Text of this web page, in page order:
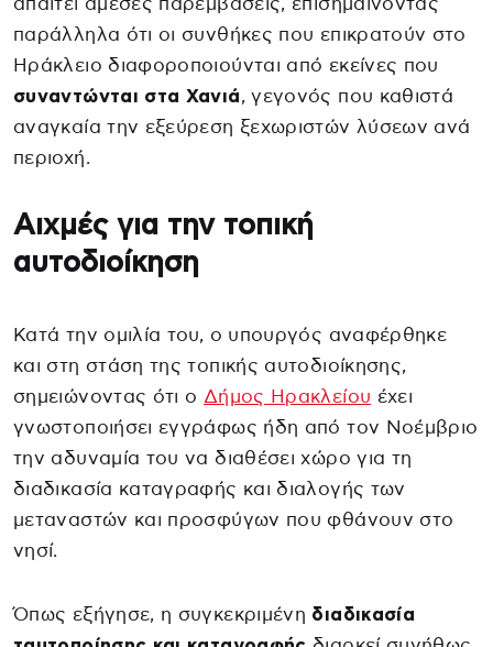
παράλληλα ότι οι συνθήκες που επικρατούν στο
Ηράκλειο διαφοροποιούνται από εκείνες που
συναντώνται στα Χανιά, γεγονός που καθιστά
αναγκαία την εξεύρεση ξεχωριστών λύσεων ανά
περιοχή.
Αιχμές για την τοπική
αυτοδιοίκηση
Κατά την ομιλία του, ο υπουργός αναφέρθηκε
και στη στάση της τοπικής αυτοδιοίκησης,
σημειώνοντας ότι ο Δήμος Ηρακλείου έχει
γνωστοποιήσει εγγράφως ήδη από τον Νοέμβριο
την αδυναμία του να διαθέσει χώρο για τη
διαδικασία καταγραφής και διαλογής των
μεταναστών και προσφύγων που φθάνουν στο
νησί.
Όπως εξήγησε, η συγκεκριμένη διαδικασία